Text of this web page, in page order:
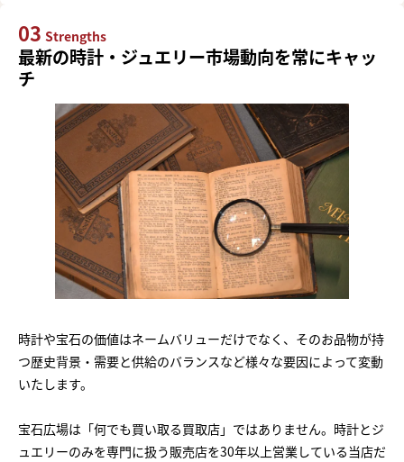
03 Strengths
最新の時計・ジュエリー市場動向を常にキャッ
チ
時計や宝石の価値はネームバリューだけでなく、そのお品物が持
つ歴史背景・需要と供給のバランスなど様々な要因によって変動
いたします。
宝石広場は「何でも買い取る買取店」ではありません。時計とジ
ュエリーのみを専門に扱う販売店を30年以上営業している当店だ